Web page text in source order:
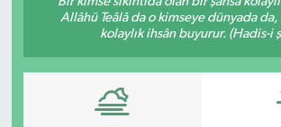
Allâhü Teâlâ da o kimseye dünyada
kolaylık ihsân buyurur. (Hadis-i
DÜNYA
Dursunbey